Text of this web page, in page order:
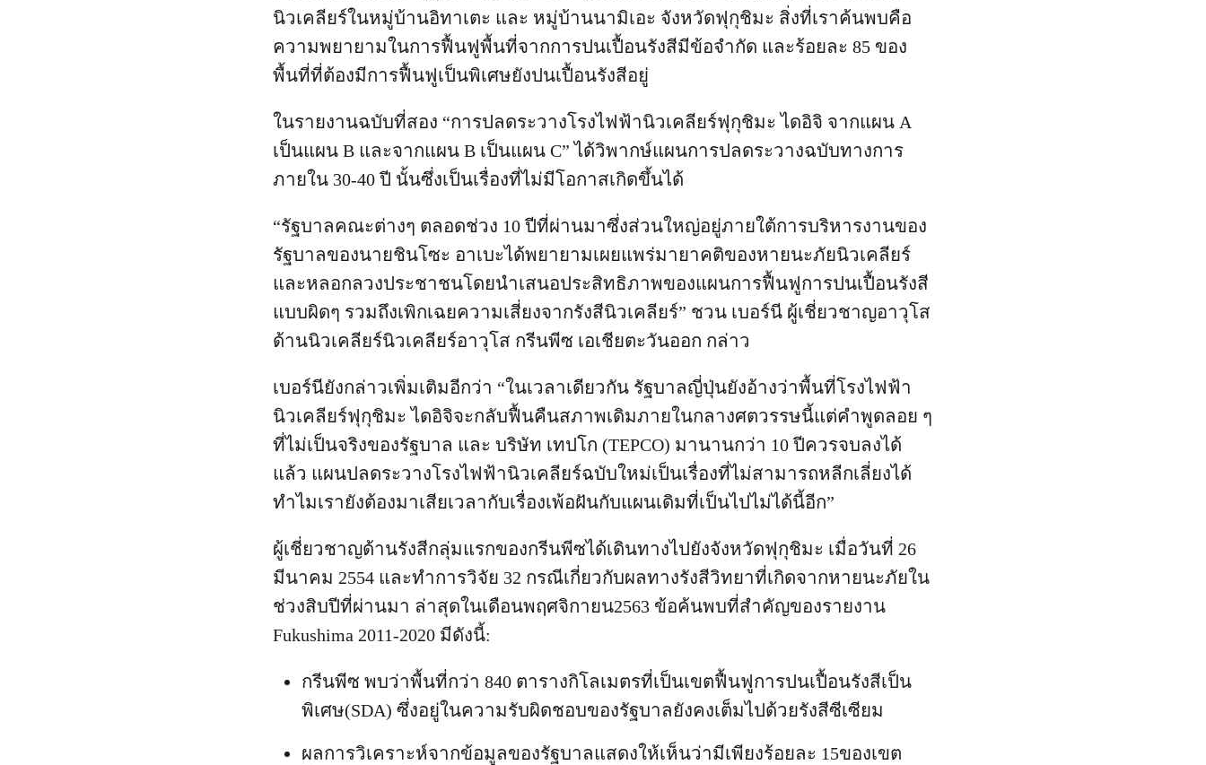
นิวเคลียร์ในหมู่บ้านอิทาเตะ และ หมู่บ้านนามิเอะ จังหวัดฟุกุชิมะ สิ่งที่เราค้นพบคือ
ความพยายามในการฟื้นฟูพื้นที่จากการปนเปื้อนรังสีมีข้อจำกัด และร้อยละ 85 ของ
พื้นที่ที่ต้องมีการฟื้นฟูเป็นพิเศษยังปนเปื้อนรังสีอยู่
ในรายงานฉบับที่สอง “การปลดระวางโรงไฟฟ้านิวเคลียร์ฟุกุชิมะ ไดอิจิ จากแผน A
เป็นแผน B และจากแผน B เป็นแผน C” ได้วิพากษ์แผนการปลดระวางฉบับทางการ
ภายใน 30-40 ปี นั้นซึ่งเป็นเรื่องที่ไม่มีโอกาสเกิดขึ้นได้
“รัฐบาลคณะต่างๆ ตลอดช่วง 10 ปีที่ผ่านมาซึ่งส่วนใหญ่อยู่ภายใต้การบริหารงานของ
รัฐบาลของนายชินโซะ อาเบะได้พยายามเผยแพร่มายาคติของหายนะภัยนิวเคลียร์
และหลอกลวงประชาชนโดยนำเสนอประสิทธิภาพของแผนการฟื้นฟูการปนเปื้อนรังสี
แบบผิดๆ รวมถึงเพิกเฉยความเสี่ยงจากรังสีนิวเคลียร์” ชวน เบอร์นี ผู้เชี่ยวชาญอาวุโส
ด้านนิวเคลียร์นิวเคลียร์อาวุโส กรีนพีซ เอเชียตะวันออก กล่าว
เบอร์นียังกล่าวเพิ่มเติมอีกว่า “ในเวลาเดียวกัน รัฐบาลญี่ปุ่นยังอ้างว่าพื้นที่โรงไฟฟ้า
นิวเคลียร์ฟุกุชิมะ ไดอิจิจะกลับฟื้นคืนสภาพเดิมภายในกลางศตวรรษนี้แต่คำพูดลอย ๆ
ที่ไม่เป็นจริงของรัฐบาล และ บริษัท เทปโก (TEPCO) มานานกว่า 10 ปีควรจบลงได้
แล้ว แผนปลดระวางโรงไฟฟ้านิวเคลียร์ฉบับใหม่เป็นเรื่องที่ไม่สามารถหลีกเลี่ยงได้
ทำไมเรายังต้องมาเสียเวลากับเรื่องเพ้อฝันกับแผนเดิมที่เป็นไปไม่ได้นี้อีก”
ผู้เชี่ยวชาญด้านรังสีกลุ่มแรกของกรีนพีซได้เดินทางไปยังจังหวัดฟุกุชิมะ เมื่อวันที่ 26
มีนาคม 2554 และทำการวิจัย 32 กรณีเกี่ยวกับผลทางรังสีวิทยาที่เกิดจากหายนะภัยใน
ช่วงสิบปีที่ผ่านมา ล่าสุดในเดือนพฤศจิกายน2563 ข้อค้นพบที่สำคัญของรายงาน
Fukushima 2011-2020 มีดังนี้:
กรีนพีซ พบว่าพื้นที่กว่า 840 ตารางกิโลเมตรที่เป็นเขตฟื้นฟูการปนเปื้อนรังสีเป็น
พิเศษ(SDA) ซึ่งอยู่ในความรับผิดชอบของรัฐบาลยังคงเต็มไปด้วยรังสีซีเซียม
ผลการวิเคราะห์จากข้อมูลของรัฐบาลแสดงให้เห็นว่ามีเพียงร้อยละ 15ของเขต